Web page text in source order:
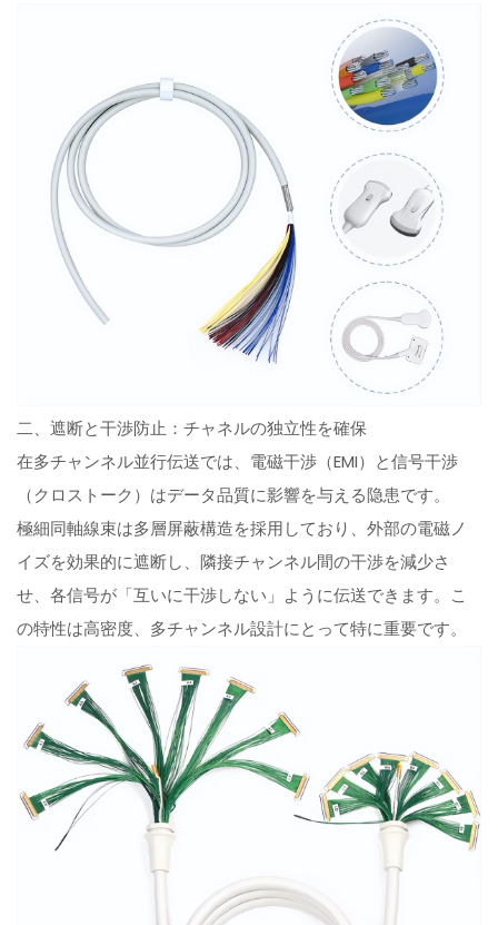
二、遮断と干渉防止：チャネルの独立性を確保
在多チャンネル並行伝送では、電磁干渉（EMI）と信号干渉
（クロストーク）はデータ品質に影響を与える隐患です。
極細同軸線束は多層屏蔽構造を採用しており、外部の電磁ノ
イズを効果的に遮断し、隣接チャンネル間の干渉を減少さ
せ、各信号が「互いに干渉しない」ように伝送できます。こ
の特性は高密度、多チャンネル設計にとって特に重要です。